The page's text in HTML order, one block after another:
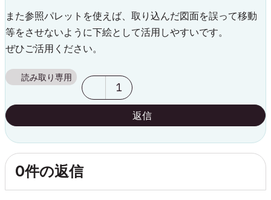
また参照パレットを使えば、取り込んだ図面を誤って移動
等をさせないように下絵として活用しやすいです。
ぜひご活用ください。
読み取り専用
1
返信
0件の返信